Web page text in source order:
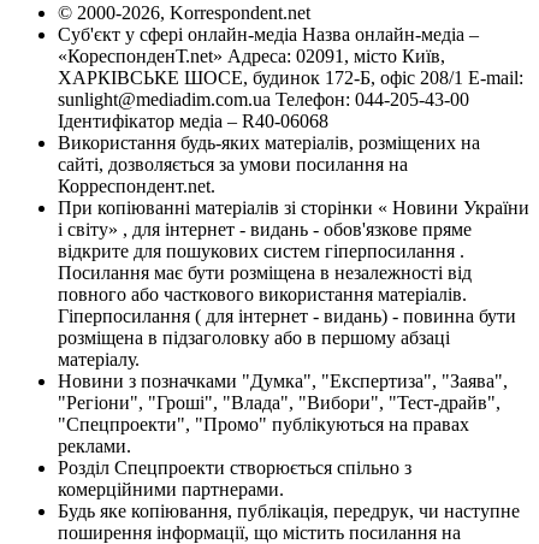
© 2000-2026, Korrespondent.net
Суб'єкт у сфері онлайн-медіа Назва онлайн-медіа –
«КореспонденТ.net» Адреса: 02091, місто Київ,
ХАРКІВСЬКЕ ШОСЕ, будинок 172-Б, офіс 208/1 E-mail:
sunlight@mediadim.com.ua Телефон: 044-205-43-00
Ідентифікатор медіа – R40-06068
Використання будь-яких матеріалів, розміщених на
сайті, дозволяється за умови посилання на
Корреспондент.net.
При копіюванні матеріалів зі сторінки « Новини України
і світу» , для інтернет - видань - обов'язкове пряме
відкрите для пошукових систем гіперпосилання .
Посилання має бути розміщена в незалежності від
повного або часткового використання матеріалів.
Гіперпосилання ( для інтернет - видань) - повинна бути
розміщена в підзаголовку або в першому абзаці
матеріалу.
Новини з позначками "Думка", "Експертиза", "Заява",
"Регіони", "Гроші", "Влада", "Вибори", "Тест-драйв",
"Спецпроекти", "Промо" публікуються на правах
реклами.
Розділ Спецпроекти створюється спільно з
комерційними партнерами.
Будь яке копіювання, публікація, передрук, чи наступне
поширення інформації, що містить посилання на